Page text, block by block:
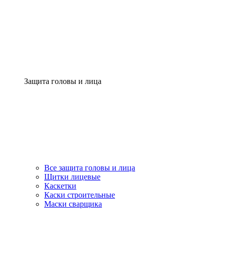
Защита головы и лица
Все защита головы и лица
Щитки лицевые
Каскетки
Каски строительные
Маски сварщика